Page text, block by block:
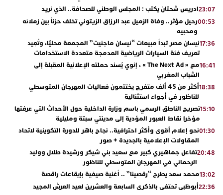
23:07ادريس شحتان يكتب : المجلس الوطني للصحافة.. الذي نريد
00:53رحيل مؤثر.. وفاة الزميل عبد الرزاق الزيتوني تخلف حزناً بين زملائه
ومحبيه
17:36نيسان مصر تبدأ مبيعات “نيسان ماجنيت” المجمعة محليًا، وتُعِيد
تعريف فئة السيارات الرياضية المدمجة متعددة الاستخدامات
16:41
مع « The Next Ad » ، إنوي يُسند حملته الإعلانية المقبلة إلى
الشباب المغربي
18:38
أكثر من 45 ألف متفرج يختتمون فعاليات المهرجان المتوسطي
للناظور في أجواء استثنائية
15:10تصريح الناطق الرسمي باسم وزارة الداخلية حول الأحداث التي عرفتها
مؤخرا نقاط العبور المؤدية إلى مدينتي سبتة ومليلية
01:30نحو إعلام أقوى وأكثر احترافية.. نجاح باهر للدورة التكوينية لاتحاد
المقاولات الإعلامية بالجديدة + صور
20:48تفاعل جماهيري كبير مع سعيد بني شيكر ورشيدة طلال ووليد
الرحماني في المهرجان المتوسطي للناظور
13:02محمد سعد يطرح “رقصينا” .. أغنية صيفية بإيقاعات راقصة
22:36أبوظبي تحتفي بالذكرى السابعة والعشرين لعيد العرش المجيد